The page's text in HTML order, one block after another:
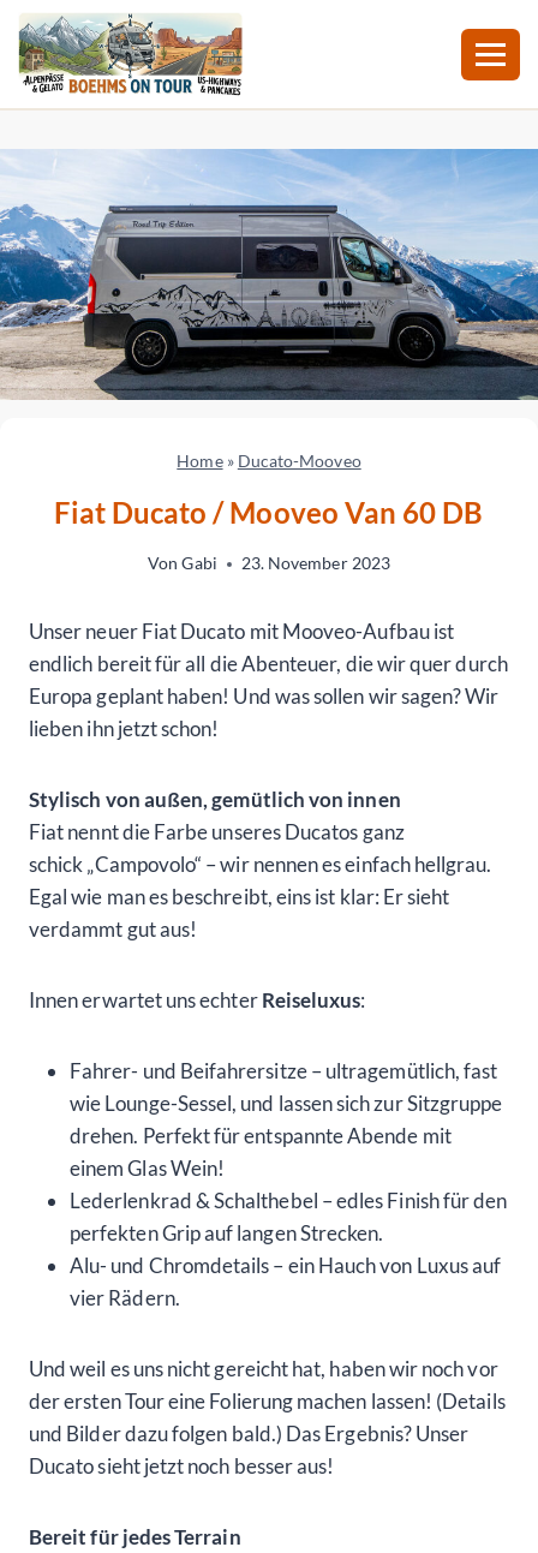
Inhalt
Home» Ducato-Mooveo
Fiat Ducato / Mooveo Van 60 DB
Von Gabi 23. November 2023
Unser neuer Fiat Ducato mit Mooveo-Aufbau ist
endlich bereit für all die Abenteuer, die wir quer durch
Europa geplant haben! Und was sollen wir sagen? Wir
lieben ihn jetzt schon!
Stylisch von außen, gemütlich von innen
Fiat nennt die Farbe unseres Ducatos ganz
schick „Campovolo“ – wir nennen es einfach hellgrau.
Egal wie man es beschreibt, eins ist klar: Er sieht
verdammt gut aus!
Innen erwartet uns echterReiseluxus:
Fahrer- und Beifahrersitze – ultragemütlich, fast
wie Lounge-Sessel, und lassen sich zur Sitzgruppe
drehen. Perfekt für entspannte Abende mit
einem Glas Wein!
Lederlenkrad & Schalthebel – edles Finish für den
perfekten Grip auf langen Strecken.
Alu- und Chromdetails – ein Hauch von Luxus auf
vier Rädern.
Und weil es uns nicht gereicht hat, haben wir noch vor
der ersten Tour eine Folierung machen lassen! (Details
und Bilder dazu folgen bald.) Das Ergebnis? Unser
Ducato sieht jetzt noch besser aus!
Bereit für jedes Terrain